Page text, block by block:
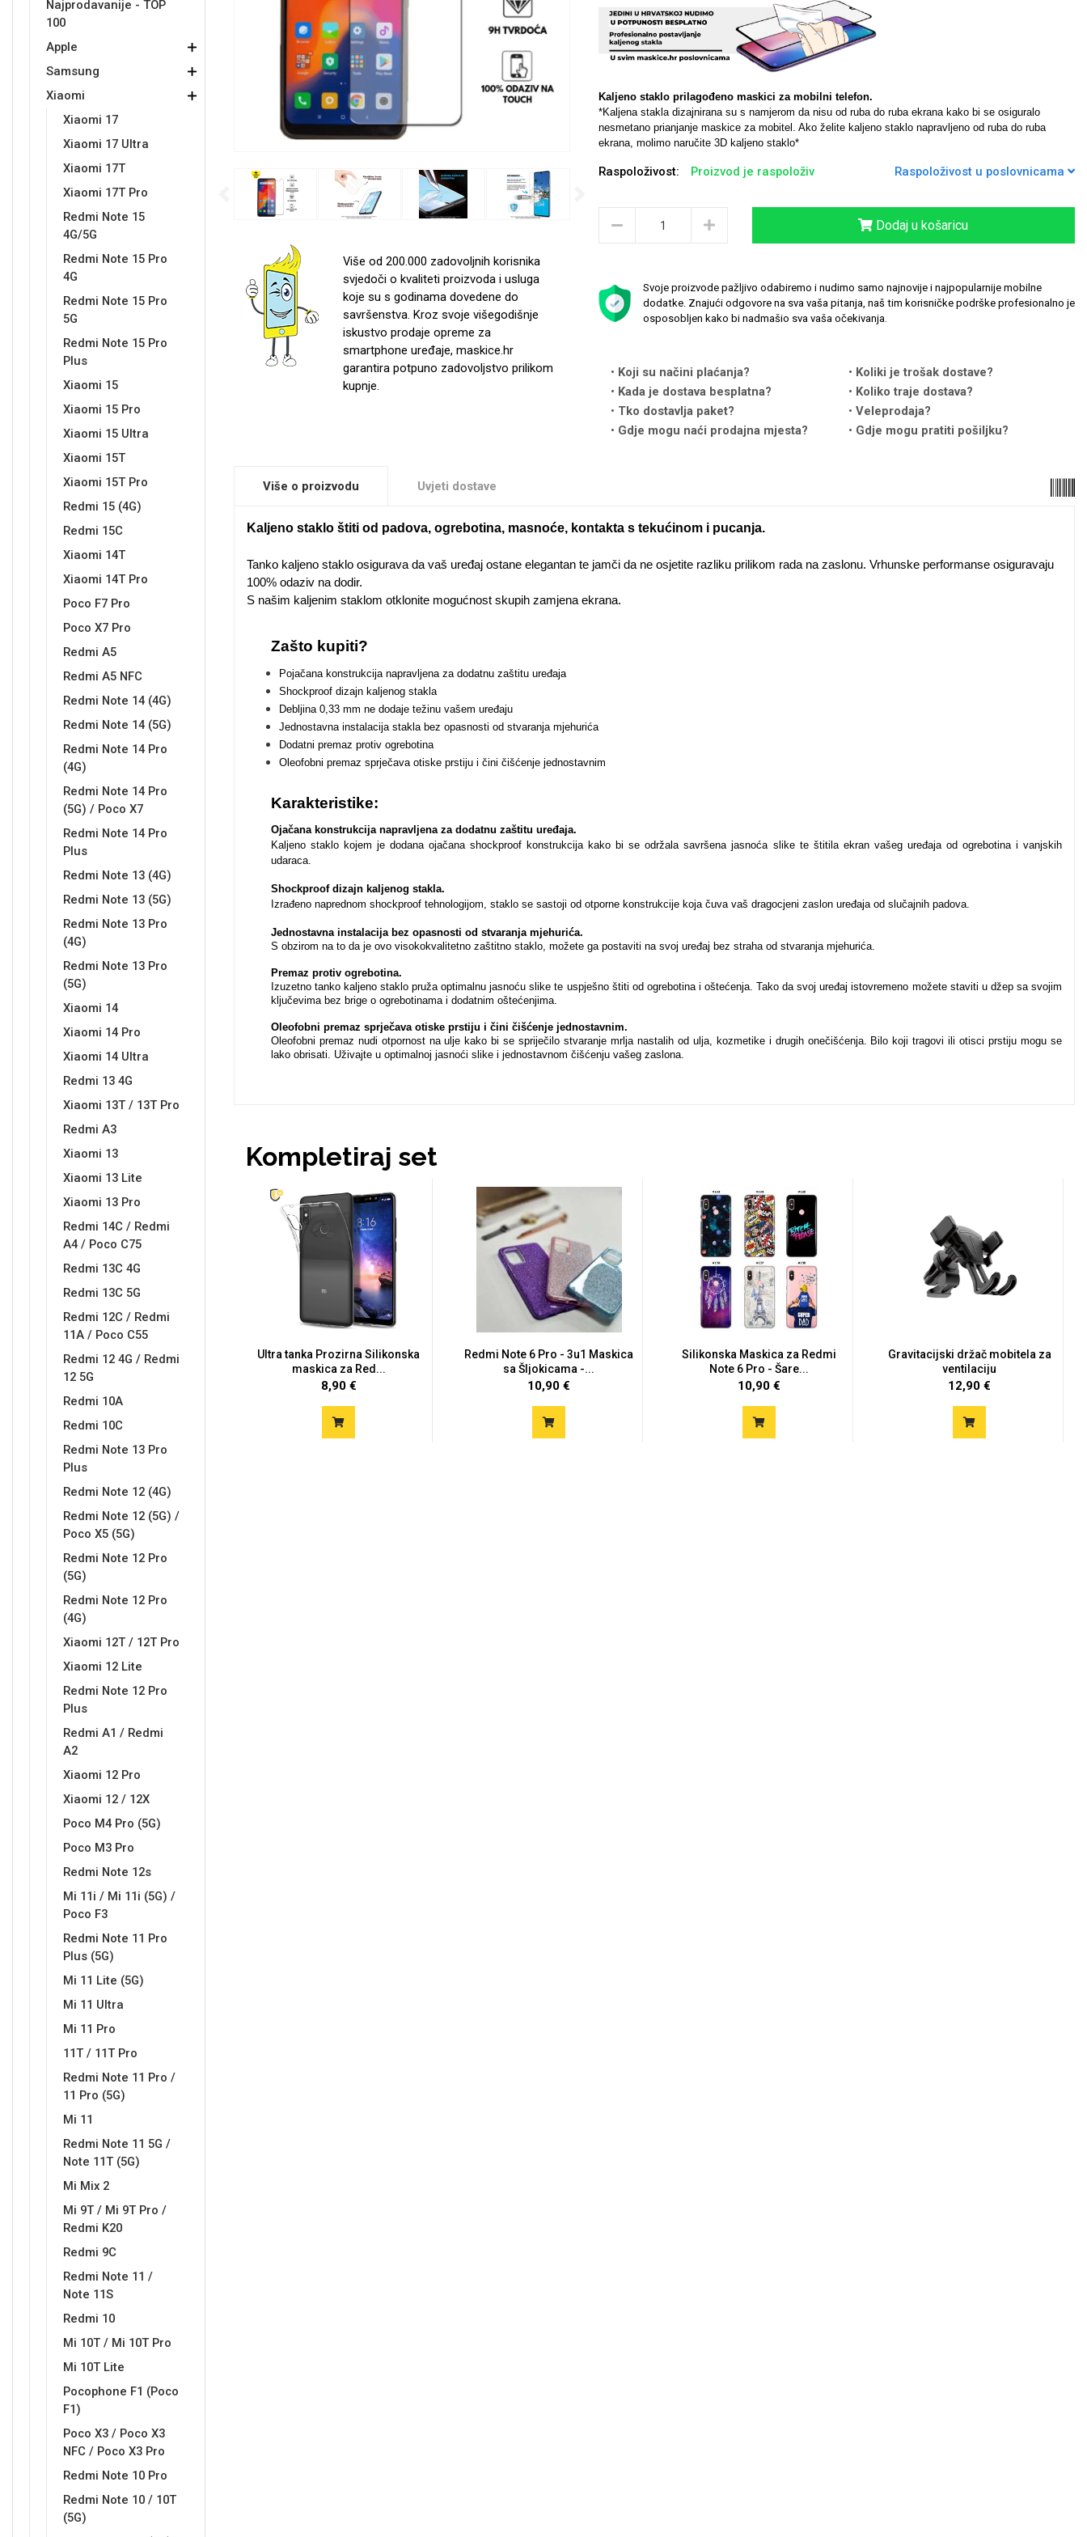
Najprodavanije - TOP
100
Apple
Samsung
Xiaomi
Xiaomi 17
Xiaomi 17 Ultra
Xiaomi 17T
Xiaomi 17T Pro
Redmi Note 15
4G/5G
Redmi Note 15 Pro
4G
Redmi Note 15 Pro
5G
Redmi Note 15 Pro
Plus
Xiaomi 15
Xiaomi 15 Pro
Xiaomi 15 Ultra
Xiaomi 15T
Xiaomi 15T Pro
Redmi 15 (4G)
Redmi 15C
Xiaomi 14T
Xiaomi 14T Pro
Poco F7 Pro
Poco X7 Pro
Redmi A5
Redmi A5 NFC
Redmi Note 14 (4G)
Redmi Note 14 (5G)
Redmi Note 14 Pro
(4G)
Redmi Note 14 Pro
(5G) / Poco X7
Redmi Note 14 Pro
Plus
Redmi Note 13 (4G)
Redmi Note 13 (5G)
Redmi Note 13 Pro
(4G)
Redmi Note 13 Pro
(5G)
Xiaomi 14
Xiaomi 14 Pro
Xiaomi 14 Ultra
Redmi 13 4G
Xiaomi 13T / 13T Pro
Redmi A3
Xiaomi 13
Xiaomi 13 Lite
Xiaomi 13 Pro
Redmi 14C / Redmi
A4 / Poco C75
Redmi 13C 4G
Redmi 13C 5G
Redmi 12C / Redmi
11A / Poco C55
Redmi 12 4G / Redmi
12 5G
Redmi 10A
Redmi 10C
Redmi Note 13 Pro
Plus
Redmi Note 12 (4G)
Redmi Note 12 (5G) /
Poco X5 (5G)
Redmi Note 12 Pro
(5G)
Redmi Note 12 Pro
(4G)
Xiaomi 12T / 12T Pro
Xiaomi 12 Lite
Redmi Note 12 Pro
Plus
Redmi A1 / Redmi
A2
Xiaomi 12 Pro
Xiaomi 12 / 12X
Poco M4 Pro (5G)
Poco M3 Pro
Redmi Note 12s
Mi 11i / Mi 11i (5G) /
Poco F3
Redmi Note 11 Pro
Plus (5G)
Mi 11 Lite (5G)
Mi 11 Ultra
Mi 11 Pro
11T / 11T Pro
Redmi Note 11 Pro /
11 Pro (5G)
Mi 11
Redmi Note 11 5G /
Note 11T (5G)
Mi Mix 2
Mi 9T / Mi 9T Pro /
Redmi K20
Redmi 9C
Redmi Note 11 /
Note 11S
Redmi 10
Mi 10T / Mi 10T Pro
Mi 10T Lite
Pocophone F1 (Poco
F1)
Poco X3 / Poco X3
NFC / Poco X3 Pro
Redmi Note 10 Pro
Redmi Note 10 / 10T
(5G)
Previous
Više od 200.000 zadovoljnih korisnika
svjedoči o kvaliteti proizvoda i usluga
koje su s godinama dovedene do
savršenstva. Kroz svoje višegodišnje
iskustvo prodaje opreme za
smartphone uređaje, maskice.hr
garantira potpuno zadovoljstvo prilikom
kupnje.
Kaljeno staklo prilagođeno maskici za mobilni telefon.
*Kaljena stakla dizajnirana su s namjerom da nisu od ruba do ruba ekrana kako bi se osiguralo
nesmetano prianjanje maskice za mobitel. Ako želite kaljeno staklo napravljeno od ruba do ruba
ekrana, molimo naručite 3D kaljeno staklo*
Raspoloživost: Proizvod je raspoloživ Raspoloživost u poslovnicama
Dodaj u košaricu
Svoje proizvode pažljivo odabiremo i nudimo samo najnovije i najpopularnije mobilne
dodatke. Znajući odgovore na sva vaša pitanja, naš tim korisničke podrške profesionalno je
osposobljen kako bi nadmašio sva vaša očekivanja.
Koji su načini plaćanja?
Koliki je trošak dostave?
Kada je dostava besplatna?
Koliko traje dostava?
Tko dostavlja paket?
Veleprodaja?
Gdje mogu naći prodajna mjesta?
Gdje mogu pratiti pošiljku?
Više o proizvodu Uvjeti dostave
Kaljeno staklo štiti od padova, ogrebotina, masnoće, kontakta s tekućinom i pucanja.
Tanko kaljeno staklo osigurava da vaš uređaj ostane elegantan te jamči da ne osjetite razliku prilikom rada na zaslonu. Vrhunske performanse osiguravaju
100% odaziv na dodir.
S našim kaljenim staklom otklonite mogućnost skupih zamjena ekrana.
Zašto kupiti?
Pojačana konstrukcija napravljena za dodatnu zaštitu uređaja
Shockproof dizajn kaljenog stakla
Debljina 0,33 mm ne dodaje težinu vašem uređaju
Jednostavna instalacija stakla bez opasnosti od stvaranja mjehurića
Dodatni premaz protiv ogrebotina
Oleofobni premaz sprječava otiske prstiju i čini čišćenje jednostavnim
Karakteristike:
Ojačana konstrukcija napravljena za dodatnu zaštitu uređaja.
Kaljeno staklo kojem je dodana ojačana shockproof konstrukcija kako bi se održala savršena jasnoća slike te štitila ekran vašeg uređaja od ogrebotina i vanjskih
udaraca.
Shockproof dizajn kaljenog stakla.
Izrađeno naprednom shockproof tehnologijom, staklo se sastoji od otporne konstrukcije koja čuva vaš dragocjeni zaslon uređaja od slučajnih padova.
Jednostavna instalacija bez opasnosti od stvaranja mjehurića.
S obzirom na to da je ovo visokokvalitetno zaštitno staklo, možete ga postaviti na svoj uređaj bez straha od stvaranja mjehurića.
Premaz protiv ogrebotina.
Izuzetno tanko kaljeno staklo pruža optimalnu jasnoću slike te uspješno štiti od ogrebotina i oštećenja. Tako da svoj uređaj istovremeno možete staviti u džep sa svojim
ključevima bez brige o ogrebotinama i dodatnim oštećenjima.
Oleofobni premaz sprječava otiske prstiju i čini čišćenje jednostavnim.
Oleofobni premaz nudi otpornost na ulje kako bi se spriječilo stvaranje mrlja nastalih od ulja, kozmetike i drugih onečišćenja. Bilo koji tragovi ili otisci prstiju mogu se
lako obrisati. Uživajte u optimalnoj jasnoći slike i jednostavnom čišćenju vašeg zaslona.
Kompletiraj set
Ultra tanka Prozirna Silikonska
maskica za Red...
8,90 €
Redmi Note 6 Pro - 3u1 Maskica
sa Šljokicama -...
10,90 €
Silikonska Maskica za Redmi
Note 6 Pro - Šare...
10,90 €
Gravitacijski držač mobitela za
ventilaciju
12,90 €
Babe Šaljivi motivi
Croatos Najprodavanije - TOP 100
Gym Unicorn kolekcija
Sleng
Životinjsko carstvo Takeoff
Valentinovo
Love motivi
Quotes Collection Cirkus
Zodiac
Doodles Apstraktni motivi
Monogrami
Za njega
Svijet životinja
Mandale / Cvjetni motivi
MarbleMania
Crtani filmovi
Obiteljski motivi
Samsung Xiaomi
Punjači za mobitel Spigen maskice
Univerzalno kaljeno staklo
Univerzalne futrole i
maskice
Samsung Huawei
Sony LCD Tablet
Držači za romobil Držači za ruku
Ostali držači
USB kablovi HDMI kabel
AUX kablovi Adapteri za mobitel
FM Transmitteri HI-FI linije